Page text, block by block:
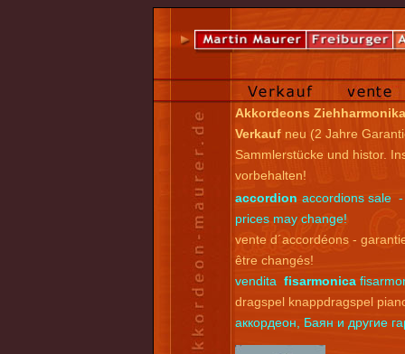
Akkordeons
Verkauf neu (2 Jahre
Sammlerstücke und histor.
vorbehalten!
accordion accordions sale -
prices may change!
vente d´accordéons -
être changés!
vendita fisarmonica
dragspel knappdragspel
аккордеон, Баян и другие